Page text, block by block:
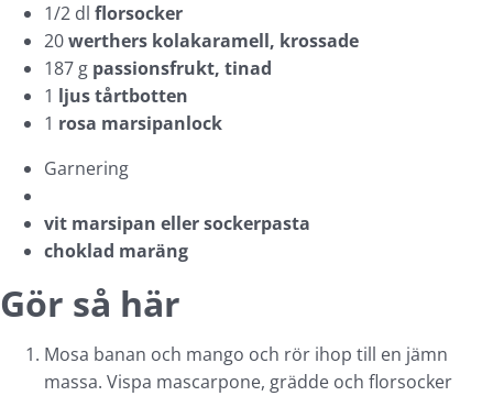
1/2 dl florsocker
20werthers kolakaramell, krossade
187 g passionsfrukt, tinad
1 ljus tårtbotten
1 rosa marsipanlock
Garnering
vit marsipan eller sockerpasta
choklad maräng
Gör så här
Mosa banan och mango och rör ihop till en jämn
massa. Vispa mascarpone, grädde och florsocker